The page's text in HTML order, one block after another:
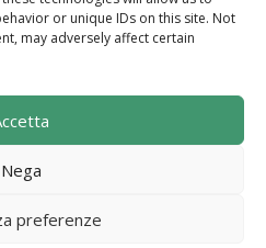
or unique IDs on this site. Not
may adversely affect certain
Nega
preferenze
del "Gruppo di Azione
Buon Vivere s.c. a r.l.".
Rurale per la Campania
- Sviluppo Locale di tipo
d'impresa per attività